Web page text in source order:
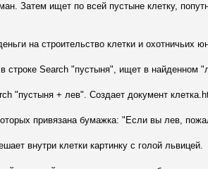
Затем ищет по всей пустыне клетку,
на строительство клетки и охотничьих
Search "пустыня", ищет в найденном
"пустыня + лев". Создает документ
привязана бумажка: "Если вы лев,
внутри клетки картинку с голой львицей.